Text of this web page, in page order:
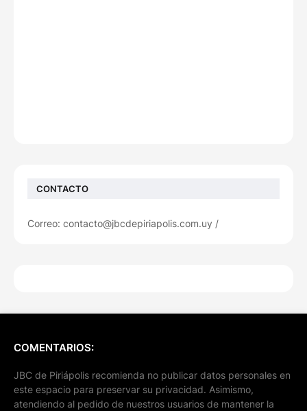
CONTACTO
Correo: contacto@jbcdepiriapolis.com.uy /
COMENTARIOS:
JBC de Piriápolis recomienda no publicar datos personales en
este espacio para preservar su privacidad. Asimismo,
atendiendo al pedido de nuestros usuarios de mantener la